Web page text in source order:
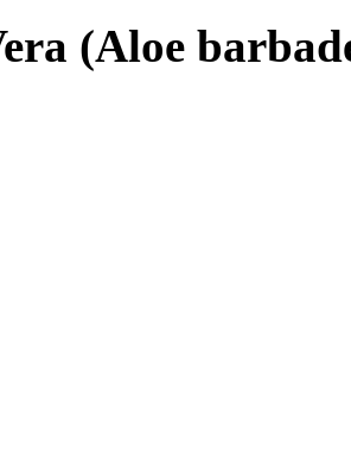
(Aloe